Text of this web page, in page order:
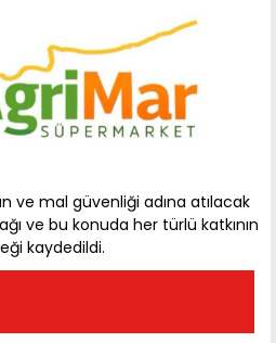
ve mal güvenliği adına atılacak
ve bu konuda her türlü katkının
kaydedildi.